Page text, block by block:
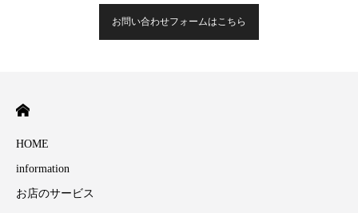
お問い合わせフォームはこちら
HOME
information
お店のサービス